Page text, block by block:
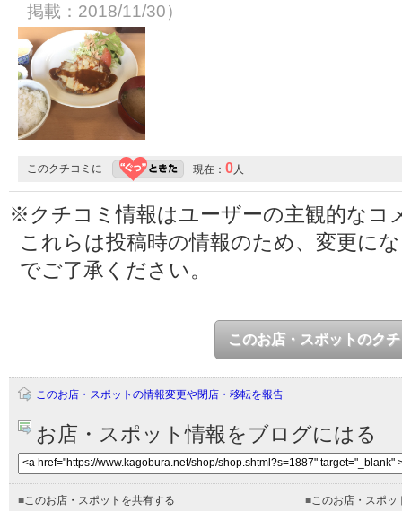
掲載：2018/11/30）
このクチコミに 現在： 0 人
※クチコミ情報はユーザーの主観的なコ
これらは投稿時の情報のため、変更に
でご了承ください。
このお店・スポットのク
このお店・スポットの情報変更や閉店・移転を報告
お店・スポット情報をブログにはる
■ このお店・スポットを共有する ■ このお店・スポ